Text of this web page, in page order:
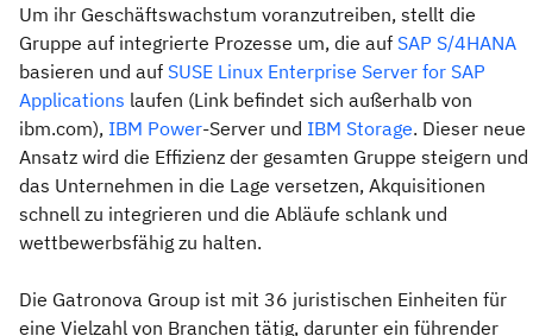
Um ihr Geschäftswachstum voranzutreiben, stellt die
Gruppe auf integrierte Prozesse um, die auf SAP S/4HANA
basieren und auf SUSE Linux Enterprise Server for SAP
Applications laufen (Link befindet sich außerhalb von
ibm.com), IBM Power-Server und IBM Storage. Dieser neue
Ansatz wird die Effizienz der gesamten Gruppe steigern und
das Unternehmen in die Lage versetzen, Akquisitionen
schnell zu integrieren und die Abläufe schlank und
wettbewerbsfähig zu halten.
Die Gatronova Group ist mit 36 juristischen Einheiten für
eine Vielzahl von Branchen tätig, darunter ein führender